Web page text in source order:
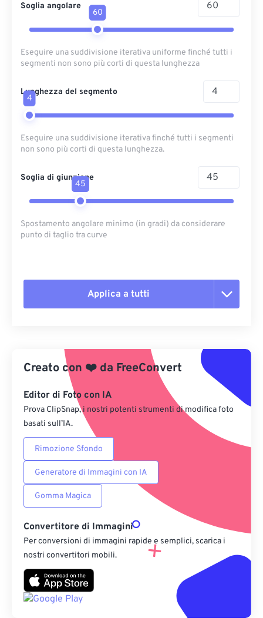
Soglia angolare
60
Eseguire una suddivisione iterativa uniforme finché tutti i
segmenti non sono più corti di questa lunghezza
Lunghezza del segmento
4
Eseguire una suddivisione iterativa finché tutti i segmenti
non sono più corti di questa lunghezza.
Soglia di giunzione
45
Spostamento angolare minimo (in gradi) da considerare
punto di taglio tra curve
Applica a tutti
Applica da preimpostazione
Salva come predefinito
Creato con ❤️ da FreeConvert
Editor di Foto con IA
Prova ClipSnap, i nostri potenti strumenti di modifica foto
basati sull’IA.
Rimozione Sfondo
Generatore di Immagini con IA
Gomma Magica
Convertitore di Immagini
Per conversioni di immagini rapide e semplici, scarica i
nostri convertitori mobili.